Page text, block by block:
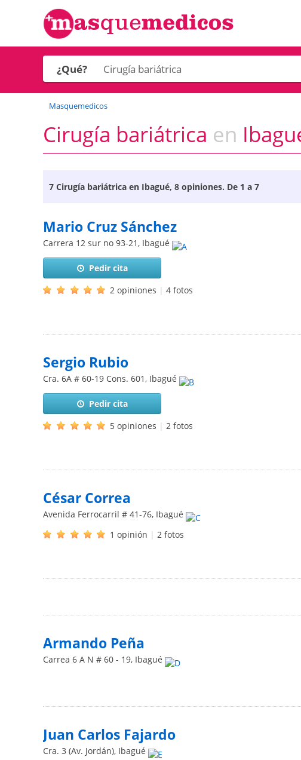
¿Qué?
Masquemedicos
Cirugía bariátrica en
7 Cirugía bariátrica en Ibagué, 8 opiniones. De 1 a 7
Mario Cruz Sánchez
Carrera 12 sur no 93-21, Ibagué
Pedir cita
2 opiniones | 4 fotos
Sergio Rubio
Cra. 6A # 60-19 Cons. 601, Ibagué
Pedir cita
5 opiniones | 2 fotos
César Correa
Avenida Ferrocarril # 41-76, Ibagué
1 opinión | 2 fotos
Armando Peña
Carrea 6 A N # 60 - 19, Ibagué
Juan Carlos Fajardo
Cra. 3 (Av. Jordán), Ibagué